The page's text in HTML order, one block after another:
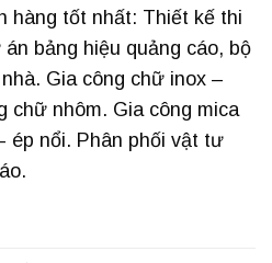
hàng tốt nhất: Thiết kế thi
án bảng hiệu quảng cáo, bộ
Gia công chữ inox –
chữ nhôm. Gia công mica
ép nổi. Phân phối vật tư